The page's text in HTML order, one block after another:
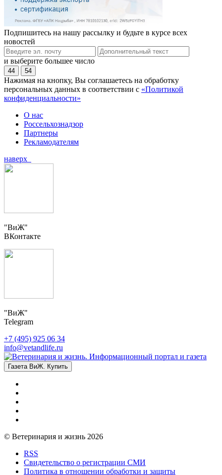
Подпишитесь на нашу рассылку и будьте в курсе всех
новостей
и выберите большее число
44 54
Нажимая на кнопку, Вы соглашаетесь на обработку
персональных данных в соответствии с «Политикой
конфиденциальности»
О нас
Россельхознадзор
Партнеры
Рекламодателям
наверх
"ВиЖ"
ВКонтакте
"ВиЖ"
Telegram
+7 (495) 925 06 34
info@vetandlife.ru
Газета ВиЖ. Купить
© Ветеринария и жизнь 2026
RSS
Свидетельство о регистрации СМИ
Политика в отношении обработки и защиты